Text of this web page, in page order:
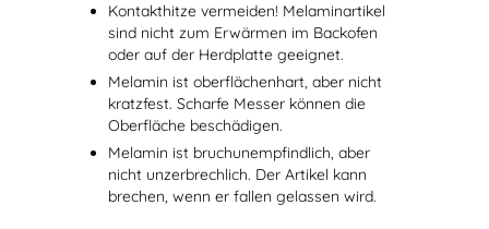
Kontakthitze vermeiden! Melaminartikel
sind nicht zum Erwärmen im Backofen
oder auf der Herdplatte geeignet.
Melamin ist oberflächenhart, aber nicht
kratzfest. Scharfe Messer können die
Oberfläche beschädigen.
Melamin ist bruchunempfindlich, aber
nicht unzerbrechlich. Der Artikel kann
brechen, wenn er fallen gelassen wird.